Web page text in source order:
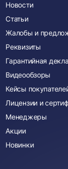
Новости
Статьи
Жалобы и
Реквизиты
Гарантийная
Видеообзоры
Кейсы
Лицензии и
Менеджеры
Акции
Новинки